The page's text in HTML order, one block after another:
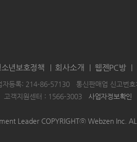
소년보호정책 회사소개 웹젠PC방
자등록: 214-86-57130 통신판매업 신고번
고객지원센터 : 1566-3003 사업자정보확인
Leader COPYRIGHTⓒ Webzen Inc. ALL